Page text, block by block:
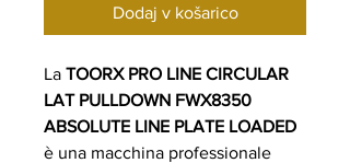
Dodaj v košarico
La TOORX PRO LINE CIRCULAR
LAT PULLDOWN FWX8350
ABSOLUTE LINE PLATE LOADED
è una macchina professionale